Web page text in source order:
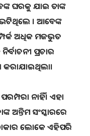
ଘରକୁ ଯାଇ ତାଙ୍କ
। ଆବେଙ୍କ
ଅଧିକ ମଜଭୁତ
ପ୍ରଚାର
ନାହିଁ। ଏହା
ଅନ୍ତିମ ସଂସ୍କାରରେ
ଲୋକେ ଏହିପରି